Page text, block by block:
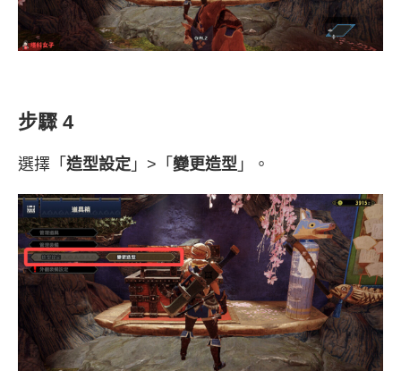
步驟 4
選擇「 造型設定 」>「 變更造型 」。